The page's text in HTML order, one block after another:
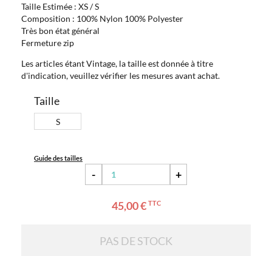
Taille Estimée : XS / S
Composition : 100% Nylon 100% Polyester
Très bon état général
Fermeture zip
Les articles étant Vintage, la taille est donnée à titre
d'indication, veuillez vérifier les mesures avant achat.
Taille
S
Guide des tailles
- +
45,00 € TTC
PAS DE STOCK